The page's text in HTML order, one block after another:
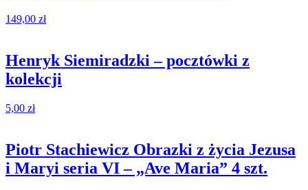
149,00 zł
Henryk Siemiradzki – pocztówki z
kolekcji
5,00 zł
Piotr Stachiewicz Obrazki z życia Jezusa
i Maryi seria VI – „Ave Maria” 4 szt.